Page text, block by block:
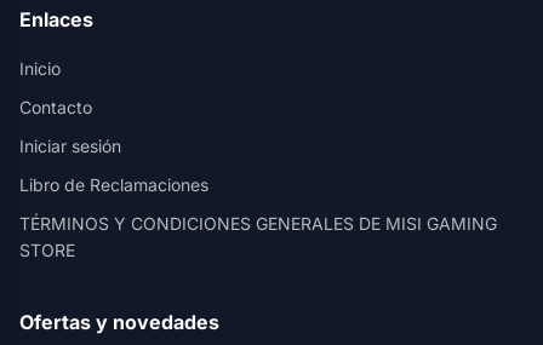
Enlaces
Inicio
Contacto
Iniciar sesión
Libro de Reclamaciones
TÉRMINOS Y CONDICIONES GENERALES DE MISI GAMING
STORE
Ofertas y novedades